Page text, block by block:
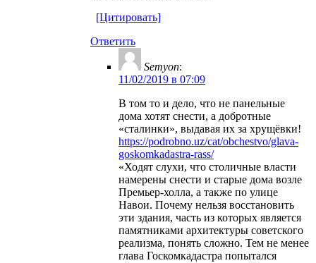
[Цитировать]
Ответить
Semyon:
11/02/2019 в 07:09
В том то и дело, что не панельные
дома хотят снести, а добротные
«сталинки», выдавая их за хрущёвки!
https://podrobno.uz/cat/obchestvo/glava-
goskomkadastra-rass/
«Ходят слухи, что столичные власти
намерены снести и старые дома возле
Премьер-холла, а также по улице
Навои. Почему нельзя восстановить
эти здания, часть из которых является
памятниками архитектуры советского
реализма, понять сложно. Тем не менее
глава Госкомкадастра попытался